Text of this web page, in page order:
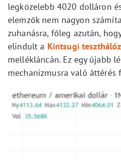
legközelebb 4020 dolláron
elemzők nem nagyon
zuhanásra, főleg azután,
elindult a Kintsugi
mellékláncán. Ez egy újabb
mechanizmusra való áttérés